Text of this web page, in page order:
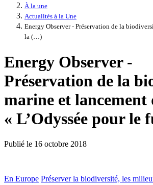
À la une
Actualités à la Une
Energy Observer - Préservation de la
la (…)
Energy Observer -
Préservation de la
marine et lancement
« L’Odyssée pour le
Publié le 16 octobre 2018
En Europe Préserver la biodiversité, les